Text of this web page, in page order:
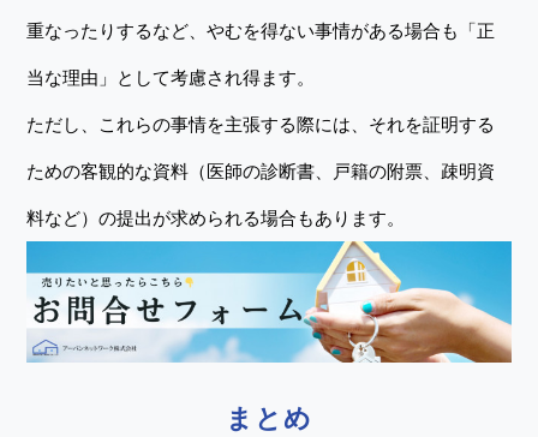
重なったりするなど、やむを得ない事情がある場合も「正
当な理由」として考慮され得ます。
ただし、これらの事情を主張する際には、それを証明する
ための客観的な資料（医師の診断書、戸籍の附票、疎明資
料など）の提出が求められる場合もあります。
まとめ